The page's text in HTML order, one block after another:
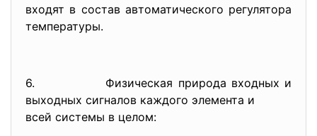
входят в состав автоматического регулятора
температуры.
6. Физическая природа входных и
выходных сигналов каждого элемента и
всей системы в целом: